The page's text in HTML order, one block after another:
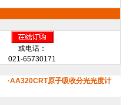
或电话：
021-65730171
·AA320CRT原子吸收分光光度计